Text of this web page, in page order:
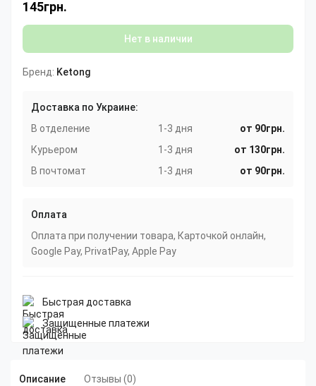
145грн.
Нет в наличии
Бренд: Ketong
Доставка по Украине:
В отделение
1-3 дня
от 90грн.
Курьером
1-3 дня
от 130грн.
В почтомат
1-3 дня от 90грн.
Оплата
Оплата при получении товара, Карточкой онлайн,
Google Pay, PrivatPay, Apple Pay
Быстрая доставка
Защищенные платежи
Описание Отзывы (0)